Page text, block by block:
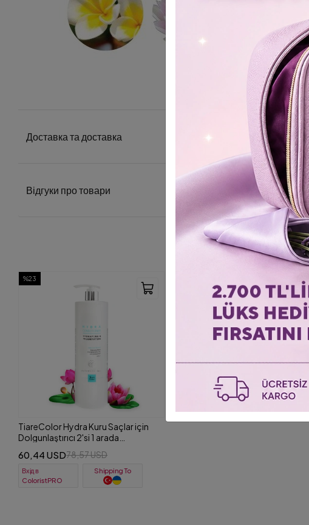
Доставка та доставка
Відгуки про товари
%23
TiareColor Hydra Kuru Saçlar için
Dolgunlaştırıcı 2'si 1 arada
60,44 USD78,57 USD
Вхід в
ColoristPRO
Shipping To